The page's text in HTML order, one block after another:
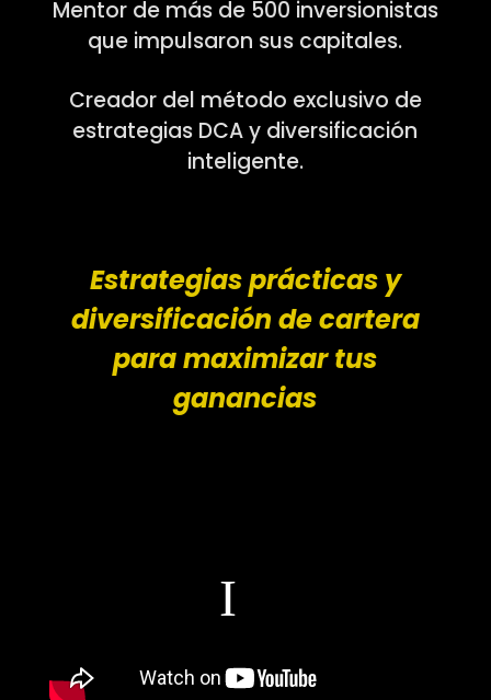
Mentor de más de 500 inversionistas
que impulsaron sus capitales.
Creador del método exclusivo de
estrategias DCA y diversificación
inteligente.
Estrategias prácticas y
diversificación de cartera
para maximizar tus
ganancias